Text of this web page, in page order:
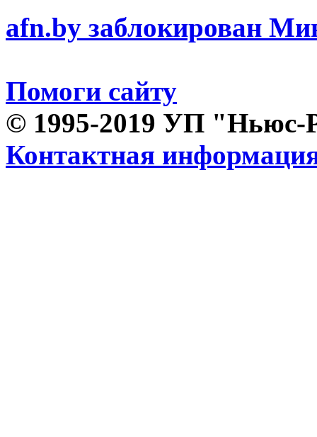
afn.by заблокирован
Помоги сайту
© 1995-2019 УП "Ньюс-
Контактная